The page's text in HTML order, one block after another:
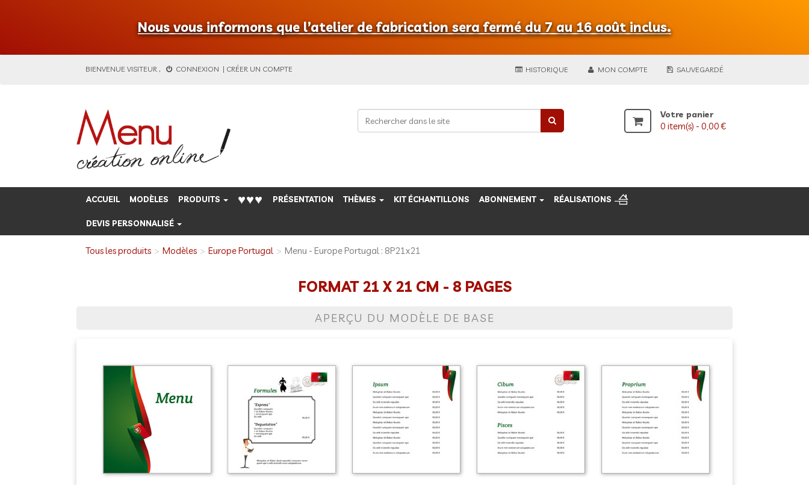
Nous vous informons que l’atelier de fabrication sera fermé du 7 au 16 août inclus.
BIENVENUE VISITEUR , CONNEXION | CRÉER UN COMPTE HISTORIQUE MON COMPTE SAUVEGARDÉ
Votre panier
0 item(s) - 0,00 €
ACCUEIL MODÈLES PRODUITS ♥♥♥ PRÉSENTATION THÈMES KIT ÉCHANTILLONS ABONNEMENT RÉALISATIONS
DEVIS PERSONNALISÉ
Tous les produits Modèles Europe Portugal Menu - Europe Portugal : 8P21x21
FORMAT 21 X 21 CM - 8 PAGES
APERÇU DU MODÈLE DE BASE